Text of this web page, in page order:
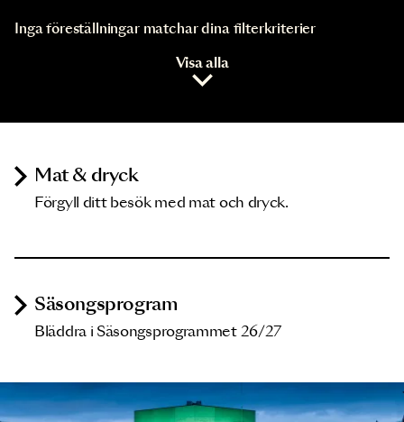
Inga föreställningar matchar dina filterkriterier
Visa alla
Mat & dryck
Förgyll ditt besök med mat och dryck.
Säsongsprogram
Bläddra i Säsongsprogrammet 26/27